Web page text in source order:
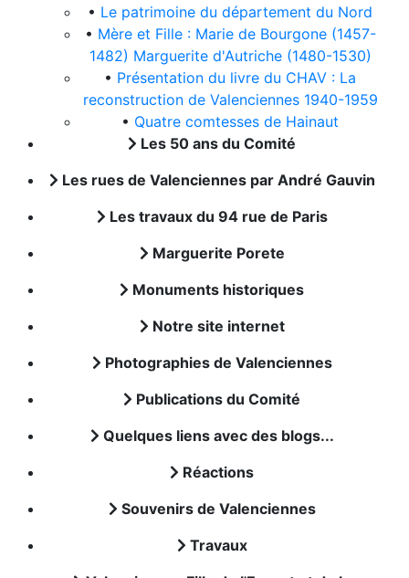
• Le patrimoine du département du Nord
• Mère et Fille : Marie de Bourgone (1457-
1482) Marguerite d'Autriche (1480-1530)
• Présentation du livre du CHAV : La
reconstruction de Valenciennes 1940-1959
• Quatre comtesses de Hainaut
Les 50 ans du Comité
Les rues de Valenciennes par André Gauvin
Les travaux du 94 rue de Paris
Marguerite Porete
Monuments historiques
Notre site internet
Photographies de Valenciennes
Publications du Comité
Quelques liens avec des blogs...
Réactions
Souvenirs de Valenciennes
Travaux